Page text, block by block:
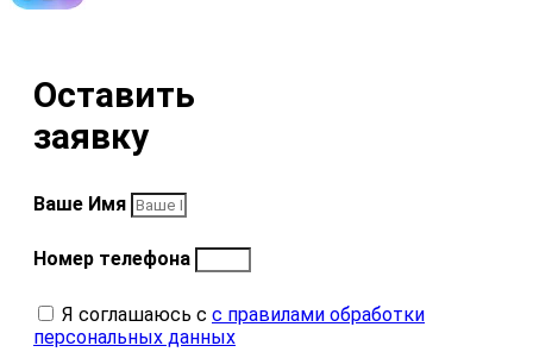
Оставить
заявку
Ваше Имя
Номер телефона
Я соглашаюсь с с правилами обработки
персональных данных